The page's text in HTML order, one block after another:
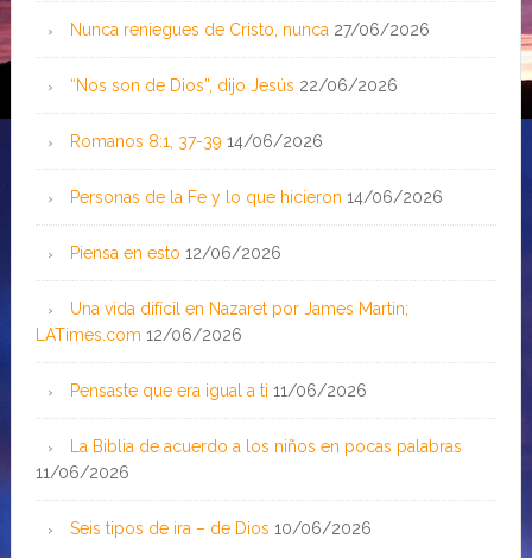
Nunca reniegues de Cristo, nunca 27/06/2026
“Nos son de Dios”, dijo Jesús 22/06/2026
Romanos 8:1, 37-39 14/06/2026
Personas de la Fe y lo que hicieron 14/06/2026
Piensa en esto 12/06/2026
Una vida difícil en Nazaret por James Martin;
LATimes.com 12/06/2026
Pensaste que era igual a ti 11/06/2026
La Biblia de acuerdo a los niños en pocas palabras
11/06/2026
Seis tipos de ira – de Dios 10/06/2026